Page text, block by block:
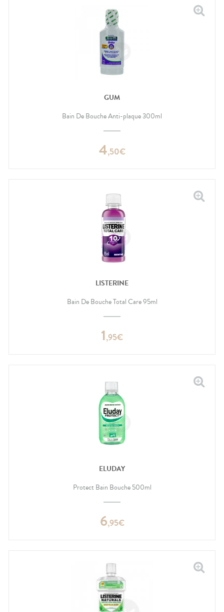
GUM
Bain De Bouche Anti-plaque 300ml
4,50€
LISTERINE
Bain De Bouche Total Care 95ml
1,95€
ELUDAY
Protect Bain Bouche 500ml
6,95€